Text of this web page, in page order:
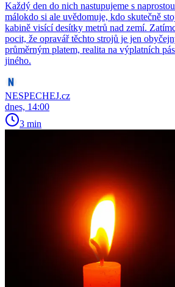
Každý den do nich nastupujeme s
málokdo si ale uvědomuje, kdo skutečně
kabině visící desítky metrů nad zemí.
pocit, že opravář těchto strojů je jen
průměrným platem, realita na výplatních
jiného.
NESPECHEJ.cz
dnes, 14:00
3 min